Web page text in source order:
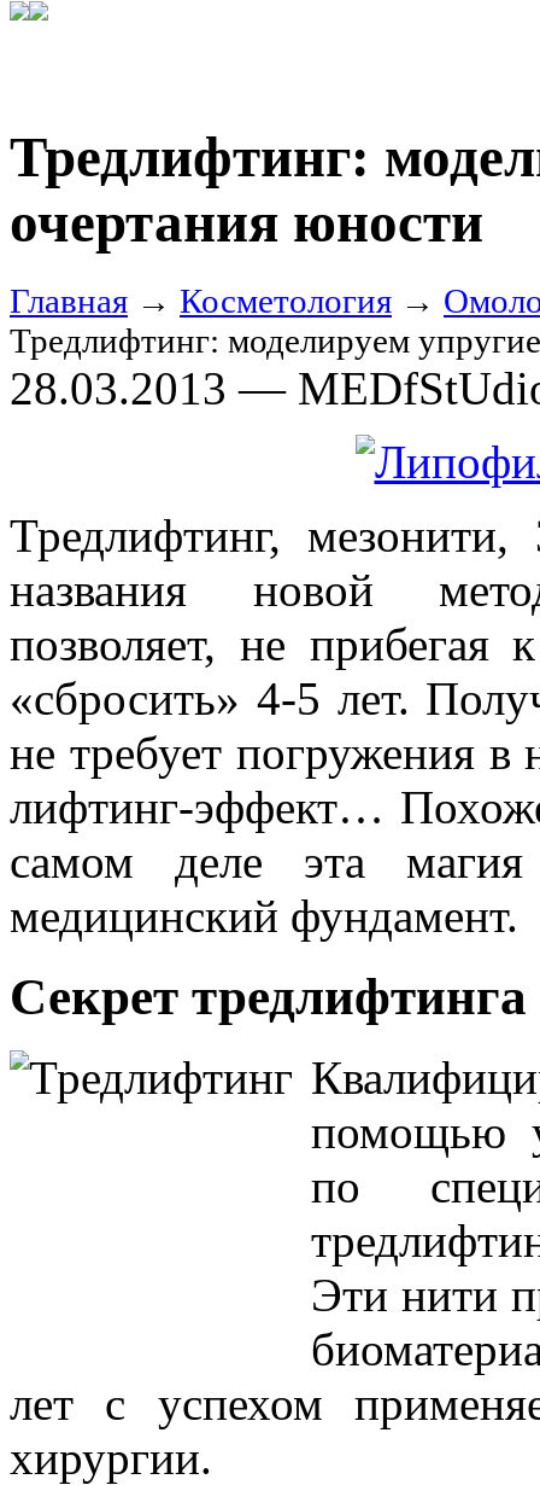
Тредлифтинг:
очертания юности
Главная → Косметология →
Тредлифтинг: моделируем
28.03.2013 —
Тредлифтинг, мезонити,
названия новой
позволяет, не прибегая
«сбросить» 4-5 лет.
не требует погружения в
лифтинг-эффект…
самом деле эта
медицинский фундамент.
Секрет
помощью
по
Эти нити
лет с успехом
хирургии.